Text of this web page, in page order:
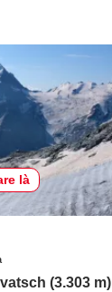
là
(3.303 m)